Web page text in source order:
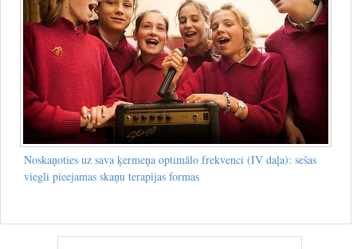
Noskaņoties uz sava ķermeņa optimālo frekvenci (IV daļa): sešas
viegli pieejamas skaņu terapijas formas